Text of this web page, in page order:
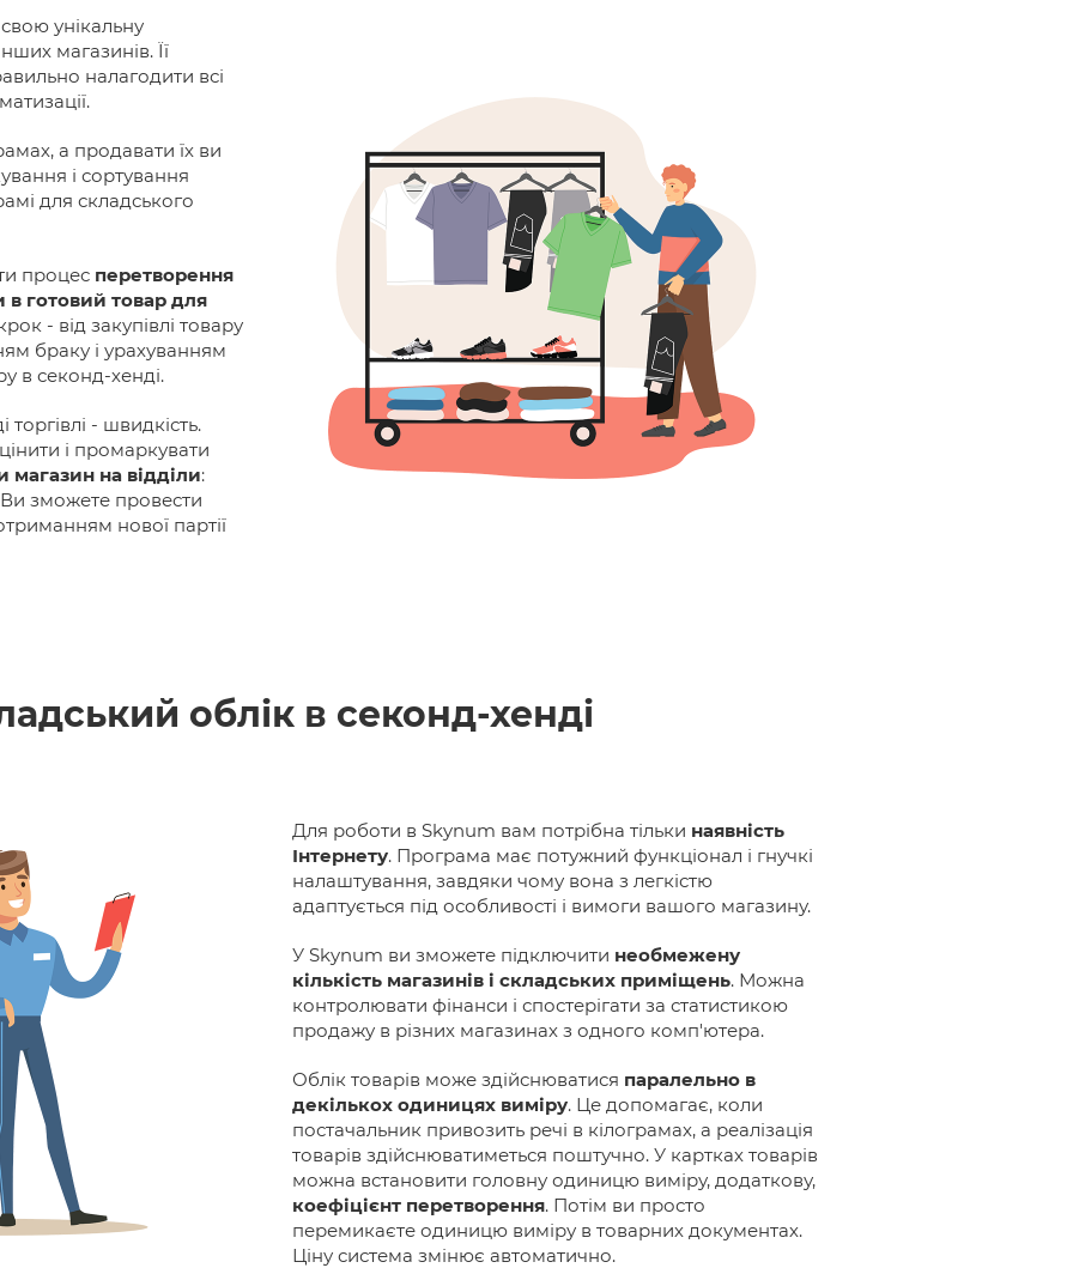
унікальну
магазинів. Її
налагодити всі
а продавати їх ви
і сортування
для складського
процес перетворення
готовий товар для
- від закупівлі товару
браку і урахуванням
в секонд-хенді.
- швидкість.
і промаркувати
магазин на відділи:
зможете провести
нової партії
облік в секонд-хенді
Для роботи в Skynum вам потрібна тільки наявність
Інтернету. Програма має потужний функціонал і гнучкі
налаштування, завдяки чому вона з легкістю
адаптується під особливості і вимоги вашого магазину.
У Skynum ви зможете підключити необмежену
кількість магазинів і складських приміщень. Можна
контролювати фінанси і спостерігати за статистикою
продажу в різних магазинах з одного комп'ютера.
Облік товарів може здійснюватися паралельно в
декількох одиницях виміру. Це допомагає, коли
постачальник привозить речі в кілограмах, а реалізація
товарів здійснюватиметься поштучно. У картках товарів
можна встановити головну одиницю виміру, додаткову,
коефіцієнт перетворення. Потім ви просто
перемикаєте одиницю виміру в товарних документах.
Ціну система змінює автоматично.